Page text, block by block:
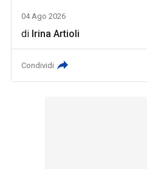
04 Ago 2026
di Irina Artioli
Condividi